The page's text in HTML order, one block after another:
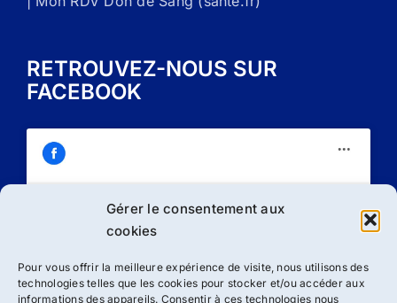
Gérer le consentement aux
cookies
Pour vous offrir la meilleure expérience de visite, nous utilisons des
technologies telles que les cookies pour stocker et/ou accéder aux
informations des appareils. Consentir à ces technologies nous
RETROUVEZ-NOUS SUR
FACEBOOK
Cliquez sur « J’accepte » pour activer
J’accepte